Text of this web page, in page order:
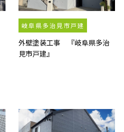
岐阜県多治見市戸建
外壁塗装工事 『岐阜県多治
見市戸建』